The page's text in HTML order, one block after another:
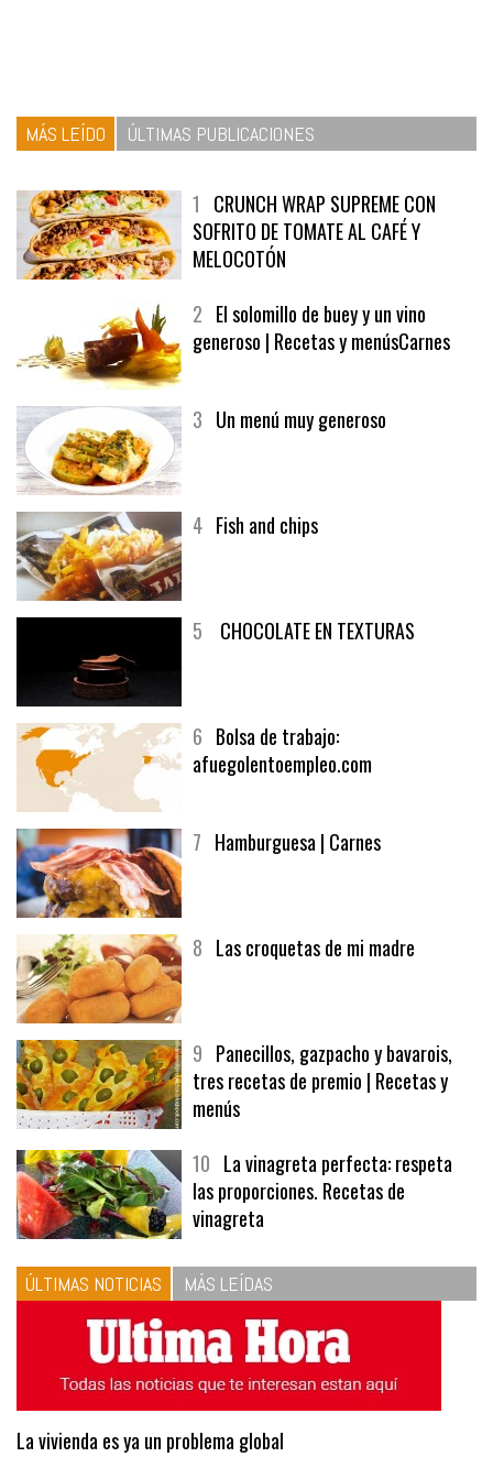
MÁS LEÍDO ÚLTIMAS PUBLICACIONES
1 CRUNCH WRAP SUPREME CON
SOFRITO DE TOMATE AL CAFÉ Y
MELOCOTÓN
2 El solomillo de buey y un vino
generoso | Recetas y menúsCarnes
3 Un menú muy generoso
4 Fish and chips
5 CHOCOLATE EN TEXTURAS
6 Bolsa de trabajo:
afuegolentoempleo.com
7 Hamburguesa | Carnes
8 Las croquetas de mi madre
9 Panecillos, gazpacho y bavarois,
tres recetas de premio | Recetas y
menús
10 La vinagreta perfecta: respeta
las proporciones. Recetas de
vinagreta
ÚLTIMAS NOTICIAS MÁS LEÍDAS
La vivienda es ya un problema global